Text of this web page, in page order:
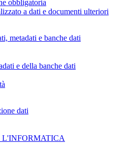
obbligatoria
a dati e documenti ulteriori
metadati e banche dati
e della banche dati
dati